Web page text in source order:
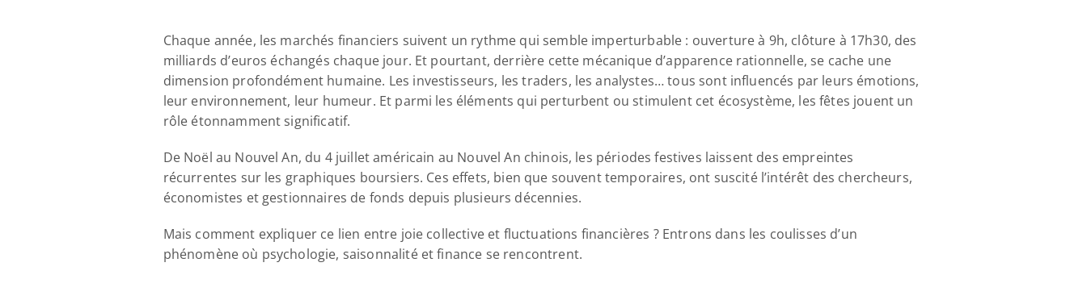
Chaque année, les marchés financiers suivent un rythme qui semble imperturbable : ouverture à 9h, clôture à 17h30, des
milliards d’euros échangés chaque jour. Et pourtant, derrière cette mécanique d’apparence rationnelle, se cache une
dimension profondément humaine. Les investisseurs, les traders, les analystes… tous sont influencés par leurs émotions,
leur environnement, leur humeur. Et parmi les éléments qui perturbent ou stimulent cet écosystème, les fêtes jouent un
rôle étonnamment significatif.
De Noël au Nouvel An, du 4 juillet américain au Nouvel An chinois, les périodes festives laissent des empreintes
récurrentes sur les graphiques boursiers. Ces effets, bien que souvent temporaires, ont suscité l’intérêt des chercheurs,
économistes et gestionnaires de fonds depuis plusieurs décennies.
Mais comment expliquer ce lien entre joie collective et fluctuations financières ? Entrons dans les coulisses d’un
phénomène où psychologie, saisonnalité et finance se rencontrent.